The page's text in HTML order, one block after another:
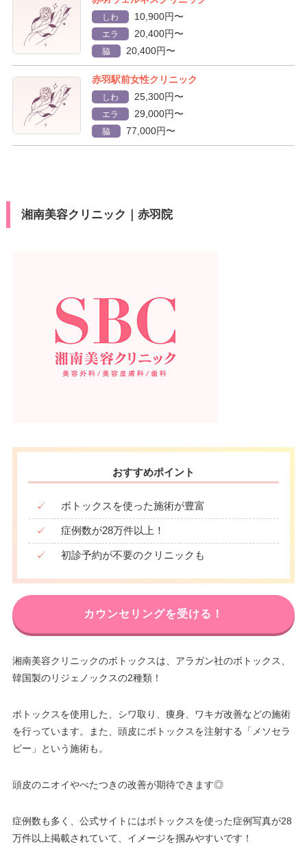
しわ 10,900円〜
エラ 20,400円〜
脇 20,400円〜
赤羽駅前女性クリニック
しわ 25,300円〜
エラ 29,000円〜
脇 77,000円〜
湘南美容クリニック｜赤羽院
おすすめポイント
✓ ボトックスを使った施術が豊富
✓ 症例数が28万件以上！
✓ 初診予約が不要のクリニックも
カウンセリングを受ける！
湘南美容クリニックのボトックスは、アラガン社のボトックス、
韓国製のリジェノックスの2種類！
ボトックスを使用した、シワ取り、痩身、ワキガ改善などの施術
を行っています。また、頭皮にボトックスを注射する「メソセラ
ピー」という施術も。
頭皮のニオイやべたつきの改善が期待できます◎
症例数も多く、公式サイトにはボトックスを使った症例写真が28
万件以上掲載されていて、イメージを掴みやすいです！